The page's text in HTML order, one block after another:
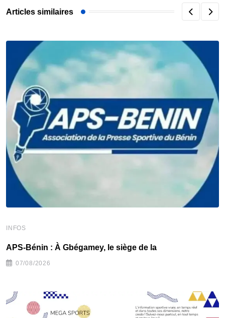
Articles similaires
INFOS
APS-Bénin : À Gbégamey, le siège de la
07/08/2026